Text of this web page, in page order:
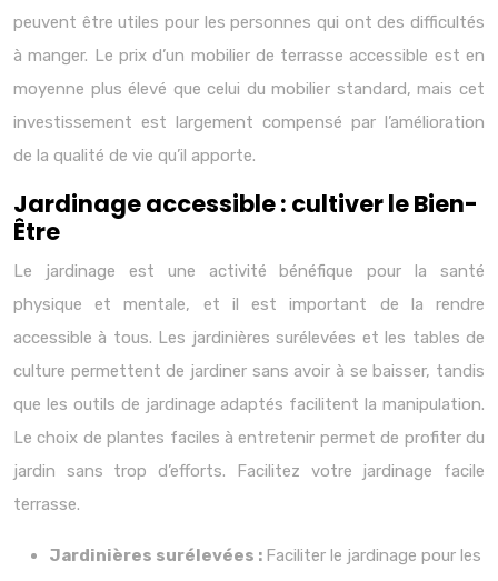
peuvent être utiles pour les personnes qui ont des difficultés
à manger. Le prix d’un mobilier de terrasse accessible est en
moyenne plus élevé que celui du mobilier standard, mais cet
investissement est largement compensé par l’amélioration
de la qualité de vie qu’il apporte.
Jardinage accessible : cultiver le Bien-
Être
Le jardinage est une activité bénéfique pour la santé
physique et mentale, et il est important de la rendre
accessible à tous. Les jardinières surélevées et les tables de
culture permettent de jardiner sans avoir à se baisser, tandis
que les outils de jardinage adaptés facilitent la manipulation.
Le choix de plantes faciles à entretenir permet de profiter du
jardin sans trop d’efforts. Facilitez votre jardinage facile
terrasse.
Jardinières surélevées : Faciliter le jardinage pour les